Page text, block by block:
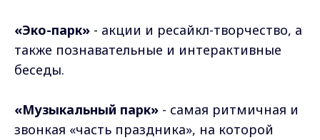
«Эко-парк» - акции и ресайкл-творчество, а
также познавательные и интерактивные
беседы.
«Музыкальный парк» - самая ритмичная и
звонкая «часть праздника», на которой